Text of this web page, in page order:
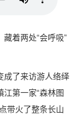
着两处“会呼吸”
成了来访游人络绎
第一家“森林图
带火了整条长山